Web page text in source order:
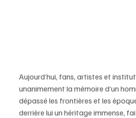
Aujourd’hui, fans, artistes et
unanimement la mémoire d’un
dépassé les frontières et les
derrière lui un héritage immense,